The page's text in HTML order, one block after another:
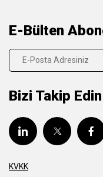
E-Bülten
Bizi Takip Edin
KVKK